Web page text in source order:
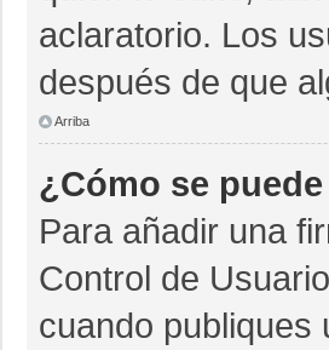
aclaratorio. Los
después de que
Arriba
¿Cómo se
Para añadir una
Control de
cuando publiques